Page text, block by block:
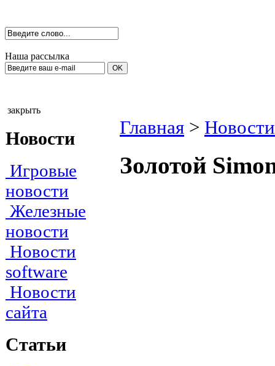
Наша рассылка
закрыть
Новости
Игровые
новости
Железные
новости
Новости
software
Новости
сайта
Статьи
Главная >
Золотой